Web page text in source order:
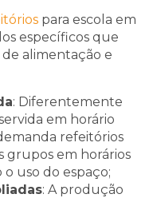
para escola em
específicos que
alimentação e
: Diferentemente
em horário
refeitórios
em horários
uso do espaço;
: A produção